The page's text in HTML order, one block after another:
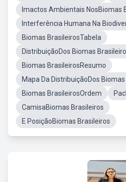
Imactos Ambientais NosBiomas
Interferência Humana Na
Biomas BrasileirosTabela
DistribuiçãoDos Biomas
Biomas BrasileirosResumo
Mapa Da DistribuiçãoDos
Biomas BrasileirosOrdem
CamisaBiomas Brasileiros
E PosiçãoBiomas Brasileiros